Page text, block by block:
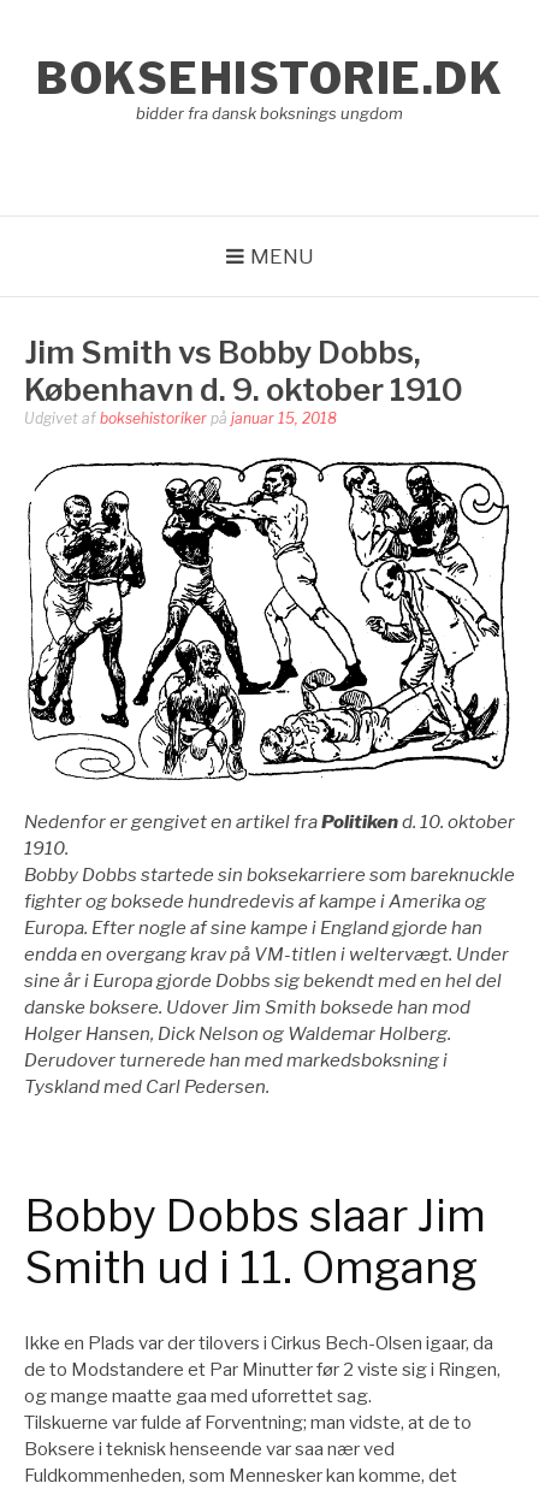
indholdBOKSEHISTORIE.DK
bidder fra dansk boksnings ungdom
MENU
Jim Smith vs Bobby Dobbs,
København d. 9. oktober 1910
Udgivet af boksehistoriker på januar 15, 2018
Nedenfor er gengivet en artikel fraPolitikend. 10. oktober
1910.
Bobby Dobbs startede sin boksekarriere som bareknuckle
fighter og boksede hundredevis af kampe i Amerika og
Europa. Efter nogle af sine kampe i England gjorde han
endda en overgang krav på VM-titlen i weltervægt. Under
sine år i Europa gjorde Dobbs sig bekendt med en hel del
danske boksere. Udover Jim Smith boksede han mod
Holger Hansen, Dick Nelson og Waldemar Holberg.
Derudover turnerede han med markedsboksning i
Tyskland med Carl Pedersen.
Bobby Dobbs slaar Jim
Smith ud i 11. Omgang
Ikke en Plads var der tilovers i Cirkus Bech-Olsen igaar, da
de to Modstandere et Par Minutter før 2 viste sig i Ringen,
og mange maatte gaa med uforrettet sag.
Tilskuerne var fulde af Forventning; man vidste, at de to
Boksere i teknisk henseende var saa nær ved
Fuldkommenheden, som Mennesker kan komme, det